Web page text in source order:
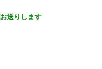
年間毎日行為しまくった結
・・
送りします